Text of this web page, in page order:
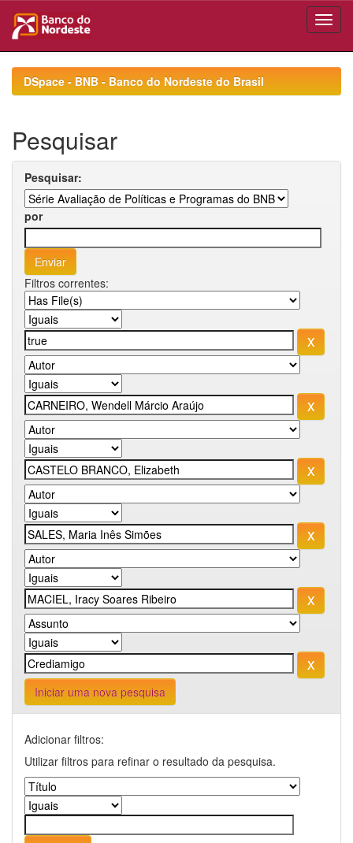
navigationDSpace - BNB - Banco do Nordeste do Brasil
Pesquisar
Pesquisar:
por
Filtros correntes:
Iniciar uma nova pesquisa
Adicionar filtros:
Utilizar filtros para refinar o resultado da pesquisa.